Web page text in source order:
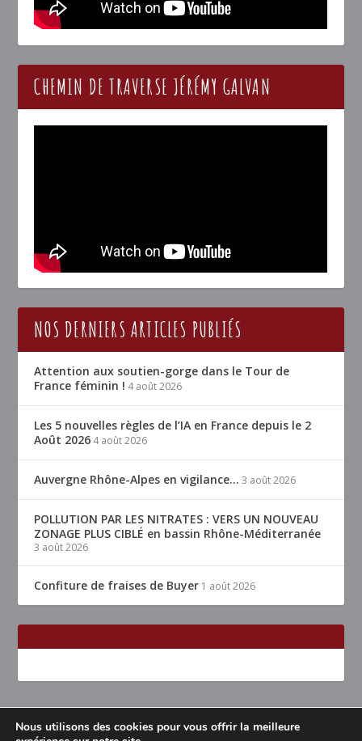
CHEMIN DE TRAVERSE JÉRÉMY GALVAN
NOS DERNIERS ARTICLES PUBLIÉS
Attention aux soutien-gorge dans le Tour de
France féminin ! 4 août 2026
Les 5 nouvelles règles de l’IA en France depuis le 2
Août 2026 4 août 2026
Auvergne Rhône-Alpes en vigilance… 3 août 2026
POLLUTION PAR LES NITRATES : VERS UN NOUVEAU
ZONAGE PLUS CIBLÉ en bassin Rhône-Méditerranée
3 août 2026
Confiture de fraises de Buyer 1 août 2026
Conçu par Elegant Themes | Propulsé par
Nous utilisons des cookies pour vous offrir la meilleure